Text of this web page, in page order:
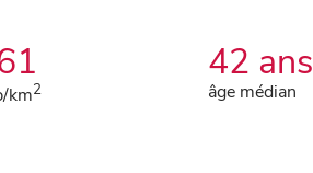
km2
42 ans
âge médian